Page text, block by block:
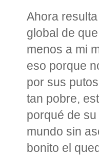
Ahora
global de
menos a mi
eso porque
por sus
tan pobre,
porqué de
mundo sin
bonito el